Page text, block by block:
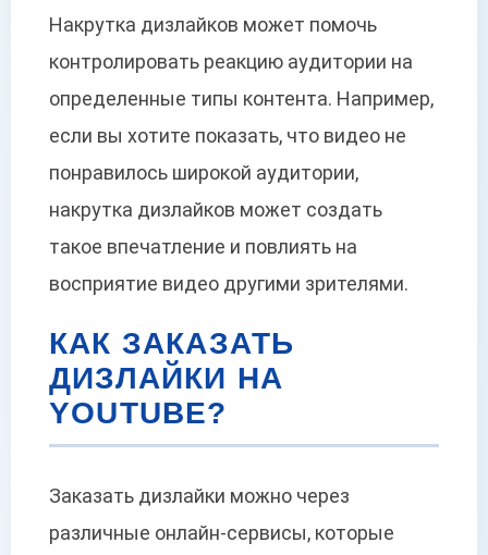
Накрутка дизлайков может помочь
контролировать реакцию аудитории на
определенные типы контента. Например,
если вы хотите показать, что видео не
понравилось широкой аудитории,
накрутка дизлайков может создать
такое впечатление и повлиять на
восприятие видео другими зрителями.
КАК ЗАКАЗАТЬ
ДИЗЛАЙКИ НА
YOUTUBE?
Заказать дизлайки можно через
различные онлайн-сервисы, которые